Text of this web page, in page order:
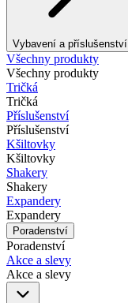
Vybavení a příslušenství
Všechny produkty
Všechny produkty
Tričká
Tričká
Příslušenství
Příslušenství
Kšiltovky
Kšiltovky
Shakery
Shakery
Expandery
Expandery
Poradenství
Poradenství
Akce a slevy
Akce a slevy